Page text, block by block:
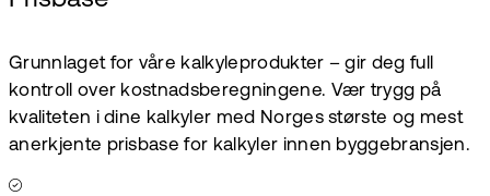
Grunnlaget for våre kalkyleprodukter – gir deg full
kontroll over kostnadsberegningene. Vær trygg på
kvaliteten i dine kalkyler med Norges største og mest
anerkjente prisbase for kalkyler innen byggebransjen.